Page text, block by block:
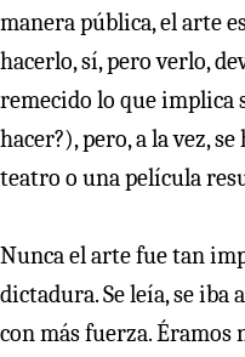
manera pública, el arte
hacerlo, sí, pero verlo,
remecido lo que implica
hacer?), pero, a la vez,
teatro o una película
Nunca el arte fue tan
dictadura. Se leía, se iba
con más fuerza. Éramos